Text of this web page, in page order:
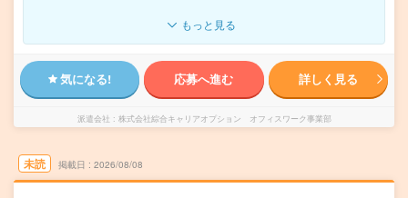
もっと見る
気になる! 応募へ進む 詳しく見る
派遣会社 株式会社綜合キャリアオプション オフィスワーク事業部
未読 掲載日 2026/08/08